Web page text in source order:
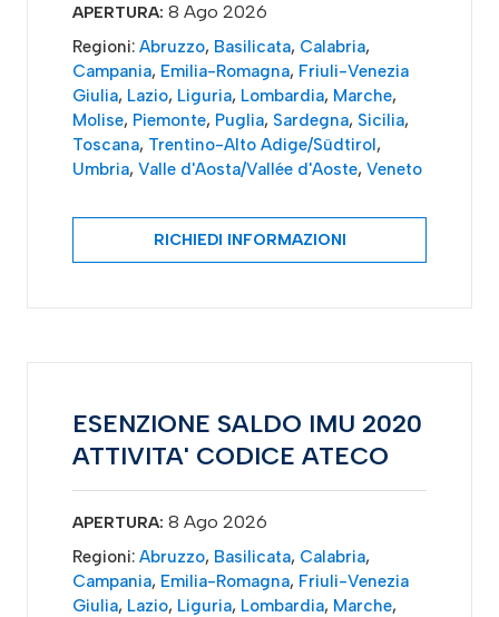
APERTURA: 8 Ago 2026
Regioni: Abruzzo, Basilicata, Calabria,
Campania, Emilia-Romagna, Friuli-Venezia
Giulia, Lazio, Liguria, Lombardia, Marche,
Molise, Piemonte, Puglia, Sardegna, Sicilia,
Toscana, Trentino-Alto Adige/Südtirol ,
Umbria, Valle d'Aosta/Vallée d'Aoste, Veneto
RICHIEDI INFORMAZIONI
ESENZIONE SALDO IMU 2020
ATTIVITA' CODICE ATECO
APERTURA: 8 Ago 2026
Regioni: Abruzzo, Basilicata, Calabria,
Campania, Emilia-Romagna, Friuli-Venezia
Giulia, Lazio, Liguria, Lombardia, Marche,